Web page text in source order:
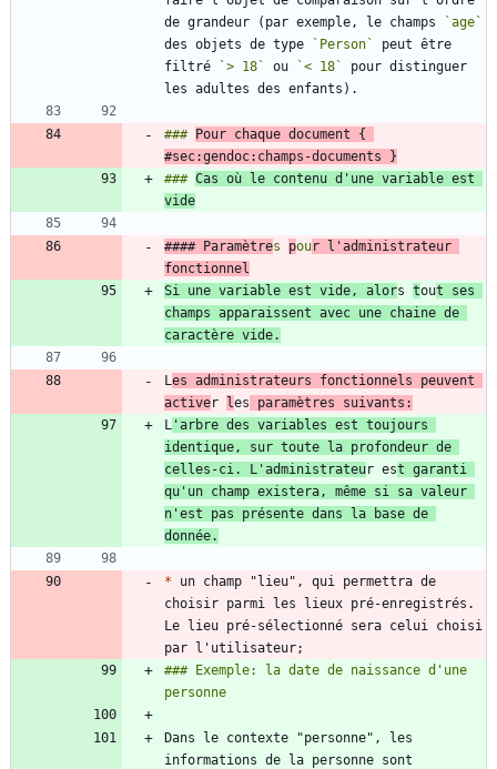
de grandeur (par exemple, le champs
`age`
des objets de type
`Person`
peut être
filtré
`> 18` ou `< 18`
pour distinguer
### Pour chaque document {
#sec:gendoc:champs-documents }
### Cas où le contenu d'une variable est
vide
#### Paramètres pour l'administrateur
Si une variable est vide, alors tout ses
champs apparaissent avec une chaine de
Les administrateurs fonctionnels peuvent
activer les paramètres suivants:
L 'arbre des variables est toujours
identique, sur toute la profondeur de
celles-ci. L'administrateur est garanti
qu'un champ existera, même si sa valeur
n'est pas présente dans la base de
donnée.
* un champ "lieu", qui permettra de
choisir parmi les lieux pré-enregistrés.
Le lieu pré-sélectionné sera celui choisi
### Exemple: la date de naissance d'une
Dans le contexte "personne", les
informations de la personne sont